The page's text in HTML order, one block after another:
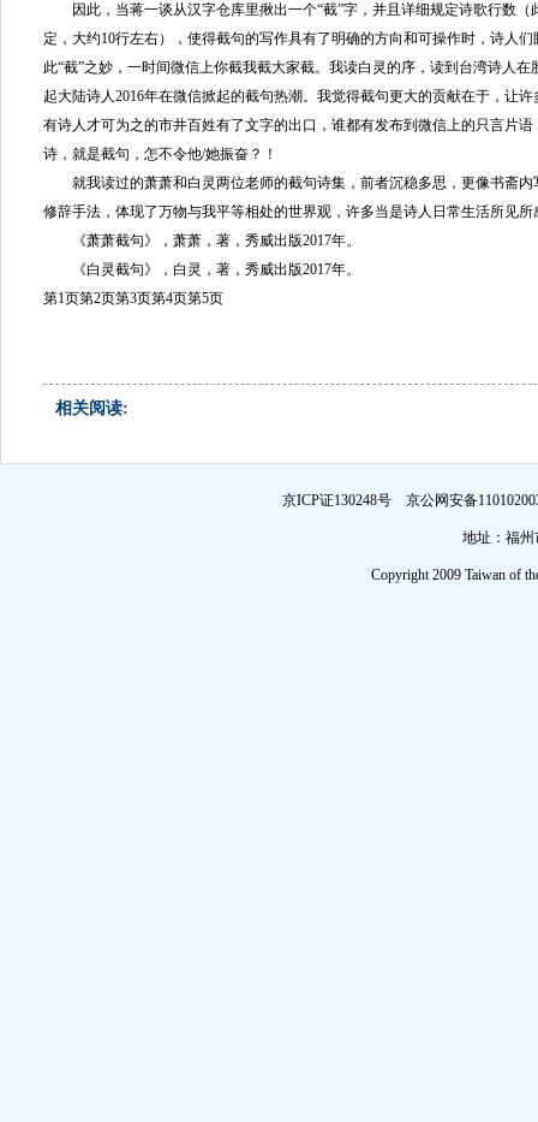
因此，当蒋一谈从汉字仓库里揪出一个“截”字，并且详细规定诗歌行数（
定，大约10行左右），使得截句的写作具有了明确的方向和可操作时，诗人
此“截”之妙，一时间微信上你截我截大家截。我读白灵的序，读到台湾诗人
起大陆诗人2016年在微信掀起的截句热潮。我觉得截句更大的贡献在于，让
有诗人才可为之的市井百姓有了文字的出口，谁都有发布到微信上的只言片
诗，就是截句，怎不令他/她振奋？！
就我读过的萧萧和白灵两位老师的截句诗集，前者沉稳多思，更像书斋内
修辞手法，体现了万物与我平等相处的世界观，许多当是诗人日常生活所见所
《萧萧截句》，萧萧，著，秀威出版2017年。
《白灵截句》，白灵，著，秀威出版2017年。
第1页第2页第3页第4页第5页
相关阅读:
京ICP证130248号 京公网安备
地址：福州
Copyright 2009 Taiwan of